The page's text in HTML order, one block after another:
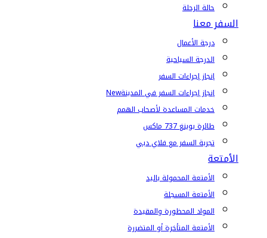
حالة الرحلة
السفر معنا
درجة الأعمال
الدرجة السياحية
إنجاز إجراءات السفر
إنجاز إجراءات السفر في المدينةNew
خدمات المساعدة لأصحاب الهمم
طائرة بوينغ 737 ماكس
تجربة السفر مع فلاي دبي
الأمتعة
الأمتعة المحمولة باليد
الأمتعة المسجلة
المواد المحظورة والمقيدة
الأمتعة المتأخرة أو المتضررة